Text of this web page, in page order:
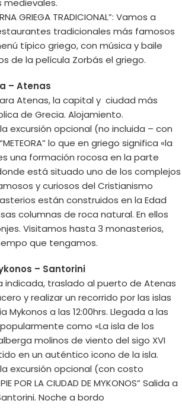
GRIEGA TRADICIONAL”: Vamos a
tradicionales más famosos
típico griego, con música y baile
de la película Zorbás el griego.
– Atenas
Atenas, la capital y ciudad más
de Grecia. Alojamiento.
excursión opcional (no incluida – con
lo que en griego significa «la
una formación rocosa en la parte
está situado uno de los complejos
y curiosos del Cristianismo
están construidos en la Edad
columnas de roca natural. En ellos
Visitamos hasta 3 monasterios,
que tengamos.
– Santorini
indicada, traslado al puerto de Atenas
y realizar un recorrido por las islas
Mykonos a las 12:00hrs. Llegada a las
como «La isla de los
molinos de viento del sigo XVI
en un auténtico icono de la isla.
excursión opcional (con costo
POR LA CIUDAD DE MYKONOS” Salida a
Noche a bordo